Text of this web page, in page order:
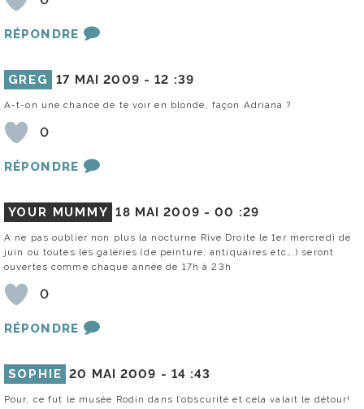
RÉPONDRE
GREG 17 MAI 2009 -12 :39
A-t-on une chance de te voir en blonde, façon Adriana ?
0
RÉPONDRE
YOUR MUMMY 18 MAI 2009 -00 :29
A ne pas oublier non plus la nocturne Rive Droite le 1er mercredi de
juin où toutes les galeries (de peinture, antiquaires etc….) seront
ouvertes comme chaque année de 17h à 23h
0
RÉPONDRE
SOPHIE 20 MAI 2009 - 14 :43
Pour, ce fut le musée Rodin dans l’obscurité et cela valait le détour!